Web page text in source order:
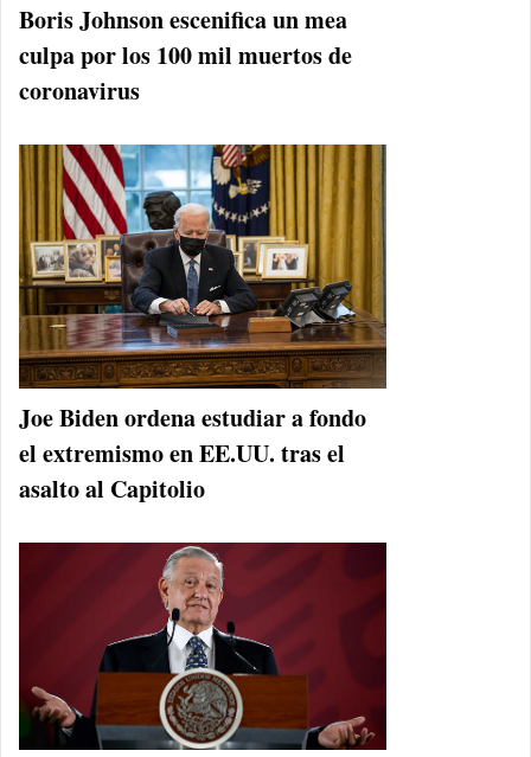
Boris Johnson escenifica un mea
culpa por los 100 mil muertos de
coronavirus
Joe Biden ordena estudiar a fondo
el extremismo en EE.UU. tras el
asalto al Capitolio